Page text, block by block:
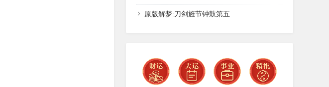
原版解梦:刀剑旌节钟鼓第五